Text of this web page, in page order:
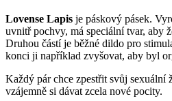
Lovense Lapis je páskový pásek.
uvnitř pochvy, má speciální tvar, aby
Druhou částí je běžné dildo pro
konci ji například zvyšovat, aby byl
Každý pár chce zpestřit svůj sexuální
vzájemně si dávat zcela nové pocity.